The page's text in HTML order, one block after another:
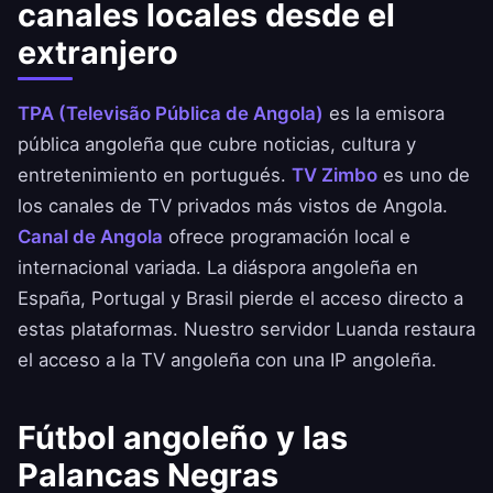
canales locales desde el
extranjero
TPA (Televisão Pública de Angola) es la emisora
pública angoleña que cubre noticias, cultura y
entretenimiento en portugués. TV Zimbo es uno de
los canales de TV privados más vistos de Angola.
Canal de Angola ofrece programación local e
internacional variada. La diáspora angoleña en
España, Portugal y Brasil pierde el acceso directo a
estas plataformas. Nuestro servidor Luanda restaura
el acceso a la TV angoleña con una IP angoleña.
Fútbol angoleño y las
Palancas Negras